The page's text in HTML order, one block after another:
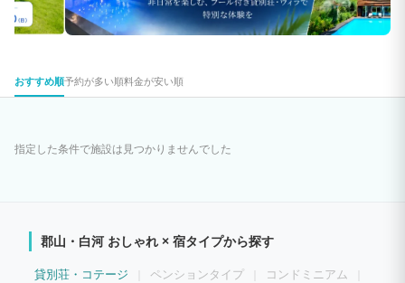
おすすめ順予約が多い順料金が安い順
指定した条件で施設は見つかりませんでした
郡山・白河 おしゃれ × 宿タイプから探す
貸別荘・コテージ ペンションタイプ
コンドミニアム